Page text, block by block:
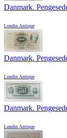
Danmark.
Lundin Antique
Danmark.
Lundin Antique
Danmark.
Lundin Antique